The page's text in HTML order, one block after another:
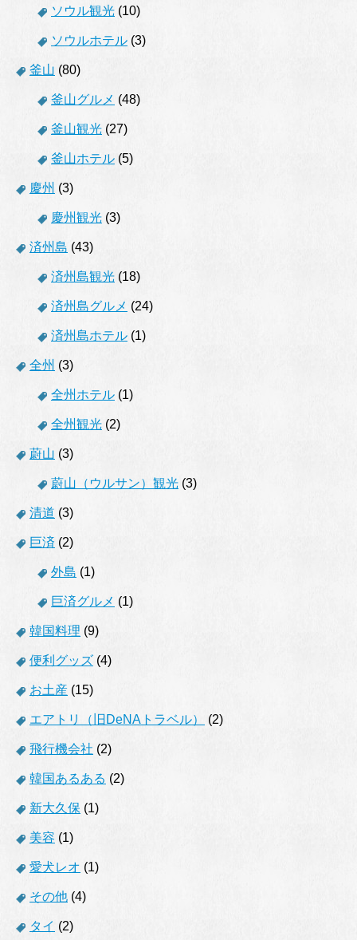
ソウル観光 (10)
ソウルホテル (3)
釜山 (80)
釜山グルメ (48)
釜山観光 (27)
釜山ホテル (5)
慶州 (3)
慶州観光 (3)
済州島 (43)
済州島観光 (18)
済州島グルメ (24)
済州島ホテル (1)
全州 (3)
全州ホテル (1)
全州観光 (2)
蔚山 (3)
蔚山（ウルサン）観光 (3)
清道 (3)
巨済 (2)
外島 (1)
巨済グルメ (1)
韓国料理 (9)
便利グッズ (4)
お土産 (15)
エアトリ（旧DeNAトラベル） (2)
飛行機会社 (2)
韓国あるある (2)
新大久保 (1)
美容 (1)
愛犬レオ (1)
その他 (4)
タイ (2)